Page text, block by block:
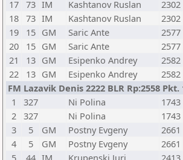
17 73 IM Kashtanov Ruslan 2302
18 73 IM Kashtanov Ruslan 2302
19
15 GM Saric Ante 2577
20
15 GM Saric Ante 2577
21
13 GM Esipenko Andrey 2582
22
13 GM Esipenko Andrey 2582
FM Lazavik Denis 2222 BLR Rp:2558 Pkt.
1
327 Ni Polina 1743
2 327 Ni Polina 1743
3
5 GM Postny Evgeny 2661
4
5 GM Postny Evgeny 2661
5
44 IM Krupenski Juri 2413